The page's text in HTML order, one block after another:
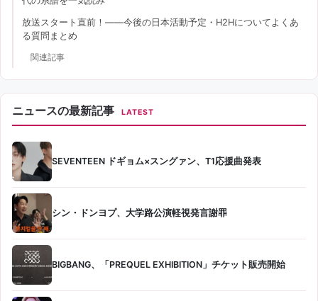
放送スタート直前！——今後の日本活動予定・H2Hについてよくあ
る質問まとめ
関連記事
ニュースの最新記事 LATEST
SEVENTEEN ドギョム×スングァン、T1応援曲発表
シン・ドンヨプ、大学路公演軽視発言謝罪
BIGBANG、「PREQUEL EXHIBITION」チケット販売開始